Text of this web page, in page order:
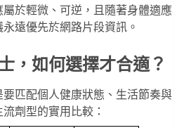
於輕微、可逆，且隨著身體適應
遠優先於網路片段資訊。
，如何選擇才合適？
匹配個人健康狀態、生活節奏與
劑型的實用比較：